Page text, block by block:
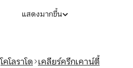
แสดงมากขึ้น
โคโลราโด เคลียร์ครีกเคาน์ตี้